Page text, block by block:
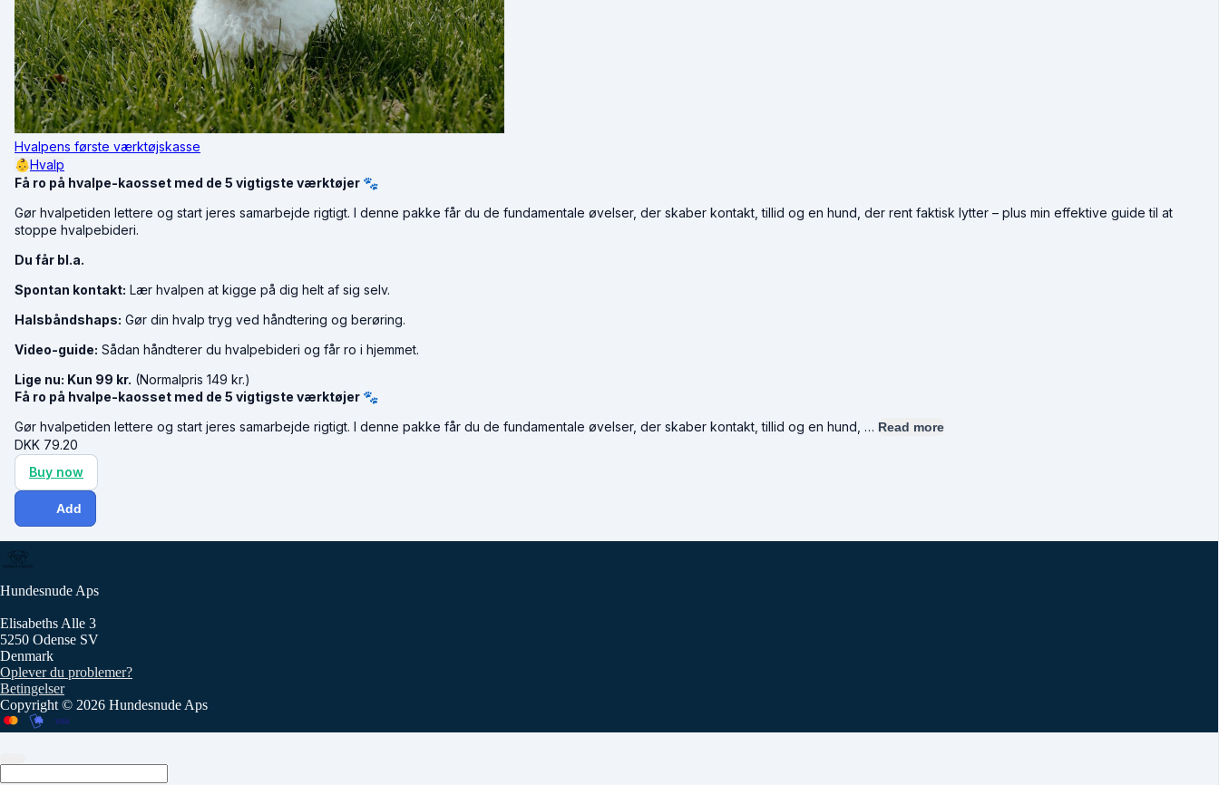
Hvalpens første værktøjskasse
👶Hvalp
Få ro på hvalpe-kaosset med de 5 vigtigste værktøjer 🐾
Gør hvalpetiden lettere og start jeres samarbejde rigtigt. I denne pakke får du de fundamentale øvelser, der skaber kontakt, tillid og en hund, der rent faktisk lytter – plus min effektive guide til at
stoppe hvalpebideri.
Du får bl.a.
Spontan kontakt: Lær hvalpen at kigge på dig helt af sig selv.
Halsbåndshaps: Gør din hvalp tryg ved håndtering og berøring.
Video-guide: Sådan håndterer du hvalpebideri og får ro i hjemmet.
Lige nu: Kun 99 kr. (Normalpris 149 kr.)
Få ro på hvalpe-kaosset med de 5 vigtigste værktøjer 🐾
Gør hvalpetiden lettere og start jeres samarbejde rigtigt. I denne pakke får du de fundamentale øvelser, der skaber kontakt, tillid og en hund, … Read more
DKK 79.20
Buy now
Add
Hundesnude Aps
Elisabeths Alle 3
5250 Odense SV
Denmark
Oplever du problemer?
Betingelser
Copyright © 2026 Hundesnude Aps